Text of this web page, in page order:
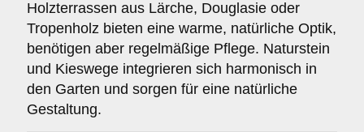
Holzterrassen aus Lärche, Douglasie oder
Tropenholz bieten eine warme, natürliche Optik,
benötigen aber regelmäßige Pflege. Naturstein
und Kieswege integrieren sich harmonisch in
den Garten und sorgen für eine natürliche
Gestaltung.